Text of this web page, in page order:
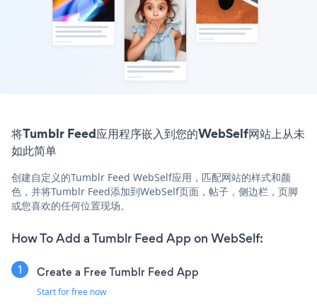
将Tumblr Feed应用程序嵌入到您的WebSelf网站上从未
如此简单
创建自定义的Tumblr Feed WebSelf应用，匹配网站的样式和颜
色，并将Tumblr Feed添加到WebSelf页面，帖子，侧边栏，页脚
或您喜欢的任何位置现场。
How To Add a Tumblr Feed App on WebSelf:
Create a Free Tumblr Feed App
Start for free now